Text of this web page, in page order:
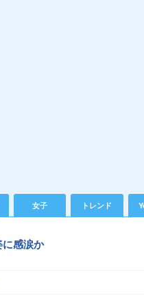
女子 トレンド
感涙か